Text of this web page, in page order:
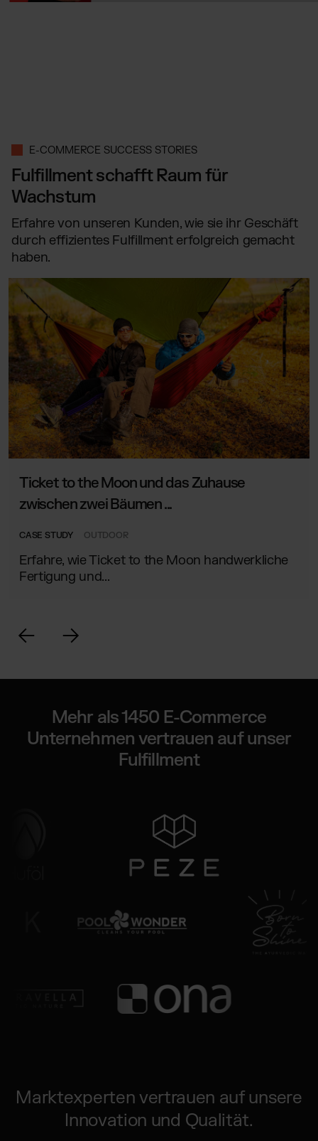
E-COMMERCE SUCCESS STORIES
Fulfillment schafft Raum für
Wachstum
Erfahre von unseren Kunden, wie sie ihr Geschäft
durch effizientes Fulfillment erfolgreich gemacht
haben.
Ticket to the Moon und das Zuhause
zwischen zwei Bäumen ...
CASE STUDY OUTDOOR
Erfahre, wie Ticket to the Moon handwerkliche
Fertigung und...
Mehr als 1450 E-Commerce
Unternehmen vertrauen auf unser
Fulfillment
Marktexperten vertrauen auf unsere
Innovation und Qualität.